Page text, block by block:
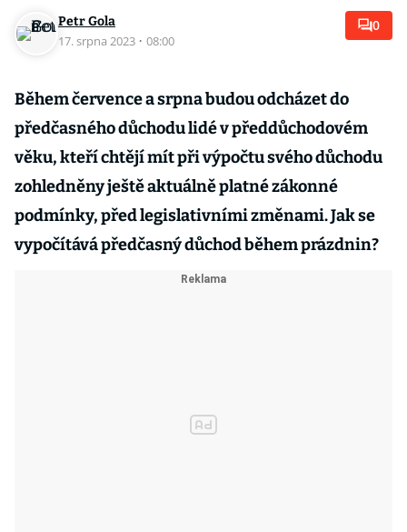
Petr Gola
17. srpna 2023 · 08:00
0
Během července a srpna budou odcházet do
předčasného důchodu lidé v předdůchodovém
věku, kteří chtějí mít při výpočtu svého důchodu
zohledněny ještě aktuálně platné zákonné
podmínky, před legislativními změnami. Jak se
vypočítává předčasný důchod během prázdnin?